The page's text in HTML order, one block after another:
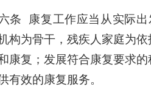
条 康复工作应当从实际
构为骨干，残疾人家庭为
康复；发展符合康复要求
有效的康复服务。